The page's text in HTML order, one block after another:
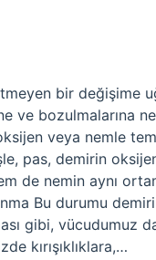
bir değişime
ve bozulmalarına
veya nemle
pas, demirin
de nemin aynı
Bu durumu
gibi, vücudumuz
kırışıklıklara,…